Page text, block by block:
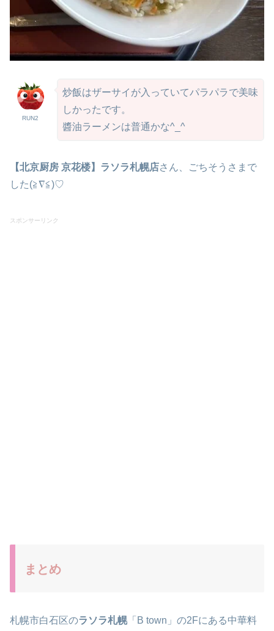
RUN2
炒飯はザーサイが入っていてパラパラで美味
しかったです。
醬油ラーメンは普通かな^_^
【北京厨房 京花楼】ラソラ札幌店さん、ごちそうさまで
した(≧∇≦)♡
スポンサーリンク
まとめ
札幌市白石区のラソラ札幌「B town」の2Fにある中華料